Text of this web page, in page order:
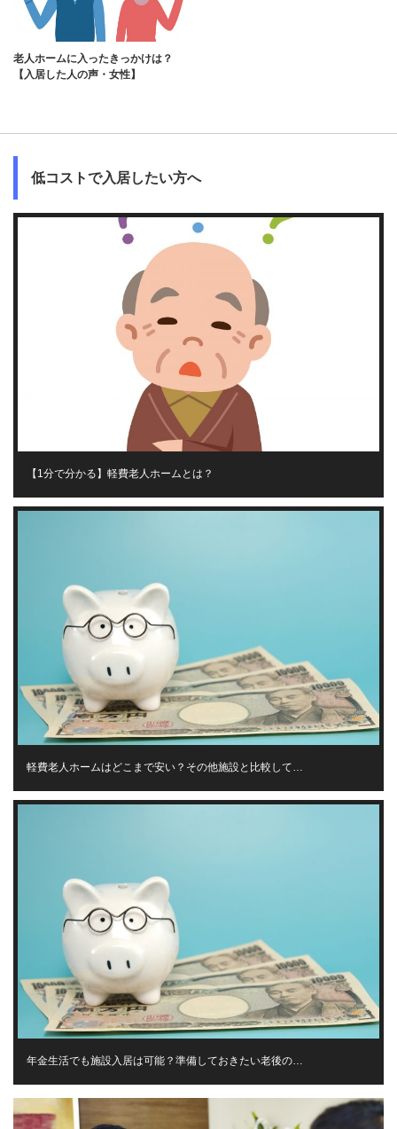
老人ホームに入ったきっかけは？
【入居した人の声・女性】
低コストで入居したい方へ
【1分で分かる】軽費老人ホームとは？
軽費老人ホームはどこまで安い？その他施設と比較して…
年金生活でも施設入居は可能？準備しておきたい老後の…